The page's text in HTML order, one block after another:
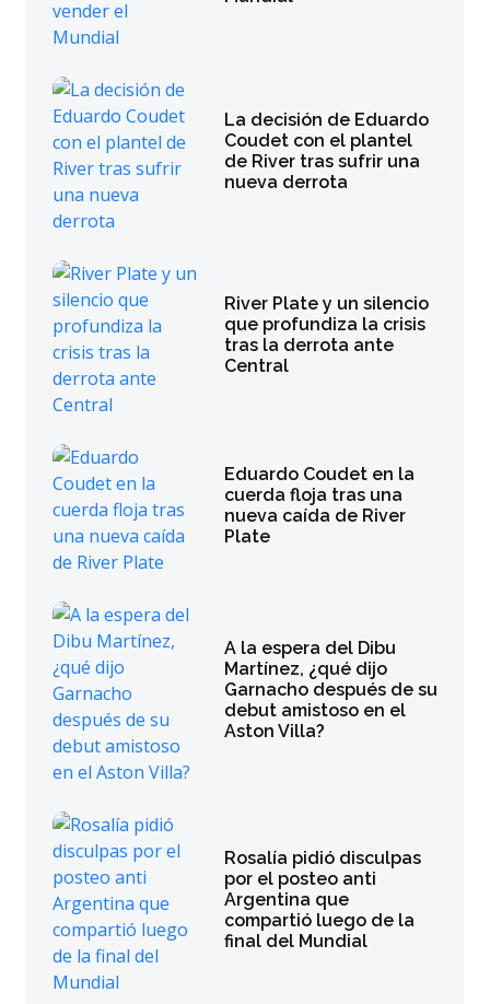
La decisión de Eduardo
Coudet con el plantel
de River tras sufrir una
nueva derrota
River Plate y un silencio
que profundiza la crisis
tras la derrota ante
Central
Eduardo Coudet en la
cuerda floja tras una
nueva caída de River
Plate
A la espera del Dibu
Martínez, ¿qué dijo
Garnacho después de su
debut amistoso en el
Aston Villa?
Rosalía pidió disculpas
por el posteo anti
Argentina que
compartió luego de la
final del Mundial